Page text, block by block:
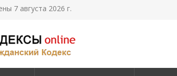
7 августа 2026 г.